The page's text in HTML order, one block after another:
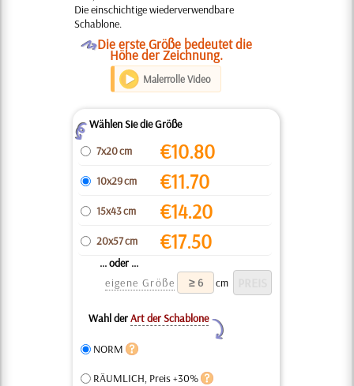
Die einschichtige wiederverwendbare
Schablone.
ODie erste Größe bedeutet die
Höhe der Zeichnung.
Malerrolle Video
ZWählen Sie die Größe
7x20 cm
€10.80
10x29 cm €11.70
15x43 cm €14.20
20x57 cm €17.50
... oder ...
eigene Größe
cm
Wahl derArt der Schablone
Y
NORM
RÄUMLICH, Preis +30%